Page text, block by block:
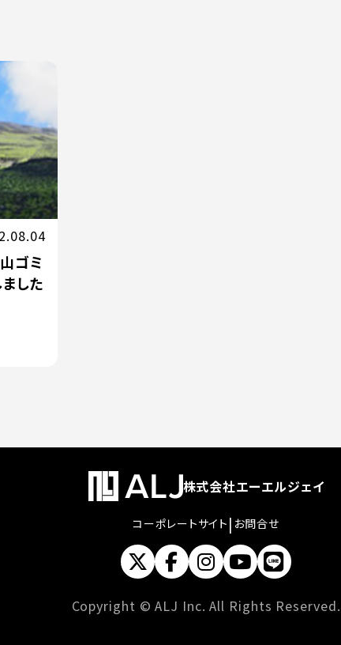
ゴミ
した
株式会社エーエルジェイ
コーポレートサイト | お問合せ
Copyright © ALJ Inc. All Rights Reserved.